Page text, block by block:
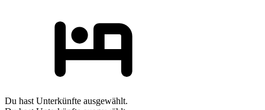
Du hast Unterkünfte ausgewählt.